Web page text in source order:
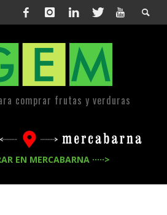
comprar frutas y verduras
EN MERCABARNA ·····>